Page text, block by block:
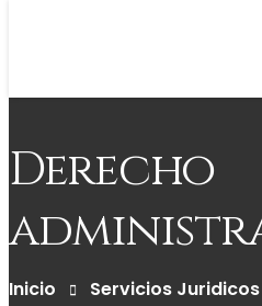
Derecho
Inicio
Servicios Juridicos